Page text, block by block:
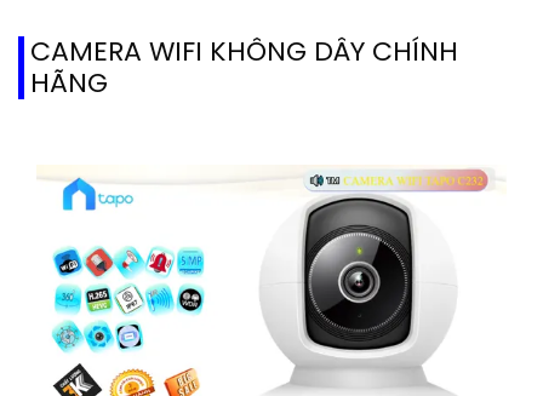
CAMERA WIFI KHÔNG DÂY CHÍNH
HÃNG